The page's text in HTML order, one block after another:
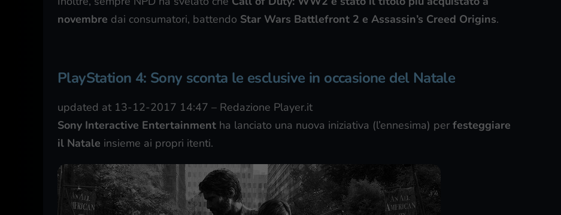
novembre dai consumatori, battendo Star Wars Battlefront 2 e Assassin’s Creed Origins.
PlayStation 4: Sony sconta le esclusive in occasione del Natale
updated at 13-12-2017 14:47 – Redazione Player.it
Sony Interactive Entertainment ha lanciato una nuova iniziativa (l’ennesima) per festeggiare
il Natale insieme ai propri itenti.